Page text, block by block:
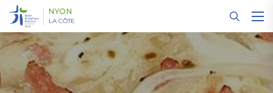
NYON
LA CÔTE
Panneau de gestion des cookies